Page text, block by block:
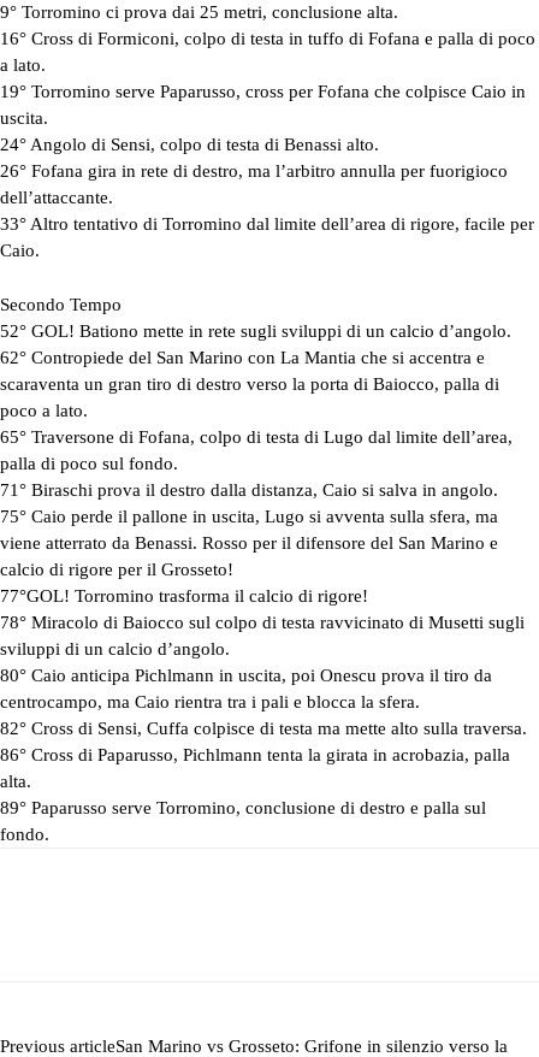
9° Torromino ci prova dai 25 metri, conclusione alta.
16° Cross di Formiconi, colpo di testa in tuffo di Fofana e palla di poco
a lato.
19° Torromino serve Paparusso, cross per Fofana che colpisce Caio in
uscita.
24° Angolo di Sensi, colpo di testa di Benassi alto.
26° Fofana gira in rete di destro, ma l’arbitro annulla per fuorigioco
dell’attaccante.
33° Altro tentativo di Torromino dal limite dell’area di rigore, facile per
Caio.
Secondo Tempo
52° GOL! Bationo mette in rete sugli sviluppi di un calcio d’angolo.
62° Contropiede del San Marino con La Mantia che si accentra e
scaraventa un gran tiro di destro verso la porta di Baiocco, palla di
poco a lato.
65° Traversone di Fofana, colpo di testa di Lugo dal limite dell’area,
palla di poco sul fondo.
71° Biraschi prova il destro dalla distanza, Caio si salva in angolo.
75° Caio perde il pallone in uscita, Lugo si avventa sulla sfera, ma
viene atterrato da Benassi. Rosso per il difensore del San Marino e
calcio di rigore per il Grosseto!
77°GOL! Torromino trasforma il calcio di rigore!
78° Miracolo di Baiocco sul colpo di testa ravvicinato di Musetti sugli
sviluppi di un calcio d’angolo.
80° Caio anticipa Pichlmann in uscita, poi Onescu prova il tiro da
centrocampo, ma Caio rientra tra i pali e blocca la sfera.
82° Cross di Sensi, Cuffa colpisce di testa ma mette alto sulla traversa.
86° Cross di Paparusso, Pichlmann tenta la girata in acrobazia, palla
alta.
89° Paparusso serve Torromino, conclusione di destro e palla sul
fondo.
Previous articleSan Marino vs Grosseto: Grifone in silenzio verso la